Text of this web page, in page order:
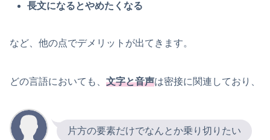
長文になるとやめたくなる
など、他の点でデメリットが出てきます。
どの言語においても、 文字と音声は密接に関連しており、
片方の要素だけでなんとか乗り切りたい